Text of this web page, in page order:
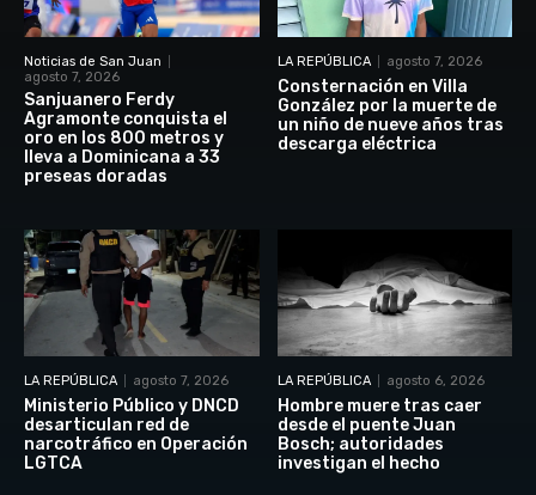
Noticias de San Juan
agosto 7, 2026
Sanjuanero Ferdy
Agramonte conquista el
oro en los 800 metros y
lleva a Dominicana a 33
preseas doradas
LA REPÚBLICA agosto 7, 2026
Consternación en Villa
González por la muerte de
un niño de nueve años tras
descarga eléctrica
LA REPÚBLICA agosto 7, 2026
Ministerio Público y DNCD
desarticulan red de
narcotráfico en Operación
LGTCA
LA REPÚBLICA agosto 6, 2026
Hombre muere tras caer
desde el puente Juan
Bosch; autoridades
investigan el hecho